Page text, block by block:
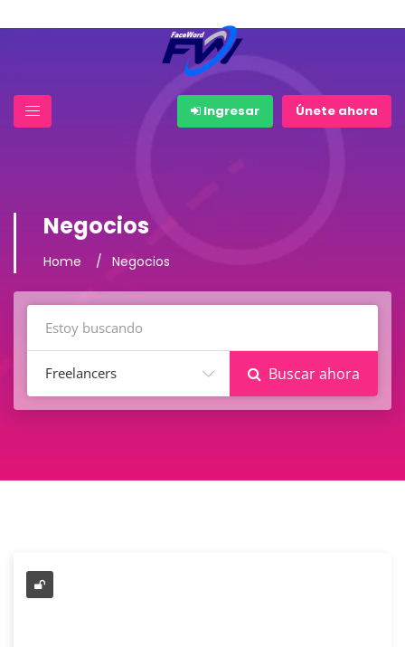
Ingresar Únete ahora
Negocios
Home Negocios
Freelancers Buscar ahora